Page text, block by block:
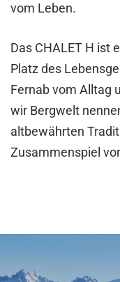
vom Leben.
Das CHALET H ist
Platz des
Fernab vom Alltag
wir Bergwelt
altbewährten
Zusammenspiel